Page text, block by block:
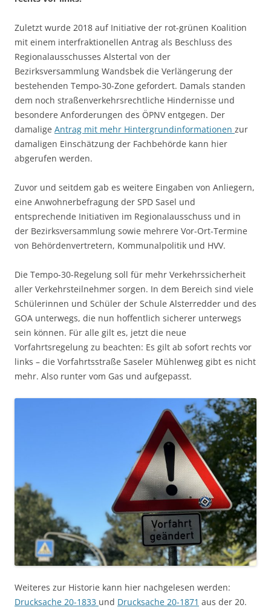
Zuletzt wurde 2018 auf Initiative der rot-grünen Koalition
mit einem interfraktionellen Antrag als Beschluss des
Regionalausschusses Alstertal von der
Bezirksversammlung Wandsbek die Verlängerung der
bestehenden Tempo-30-Zone gefordert. Damals standen
dem noch straßenverkehrsrechtliche Hindernisse und
besondere Anforderungen des ÖPNV entgegen. Der
damalige Antrag mit mehr Hintergrundinformationen zur
damaligen Einschätzung der Fachbehörde kann hier
abgerufen werden.
Zuvor und seitdem gab es weitere Eingaben von Anliegern,
eine Anwohnerbefragung der SPD Sasel und
entsprechende Initiativen im Regionalausschuss und in
der Bezirksversammlung sowie mehrere Vor-Ort-Termine
von Behördenvertretern, Kommunalpolitik und HVV.
Die Tempo-30-Regelung soll für mehr Verkehrssicherheit
aller Verkehrsteilnehmer sorgen. In dem Bereich sind viele
Schülerinnen und Schüler der Schule Alsterredder und des
GOA unterwegs, die nun hoffentlich sicherer unterwegs
sein können. Für alle gilt es, jetzt die neue
Vorfahrtsregelung zu beachten: Es gilt ab sofort rechts vor
links – die Vorfahrtsstraße Saseler Mühlenweg gibt es nicht
mehr. Also runter vom Gas und aufgepasst.
Weiteres zur Historie kann hier nachgelesen werden:
Drucksache 20-1833 und Drucksache 20-1871 aus der 20.